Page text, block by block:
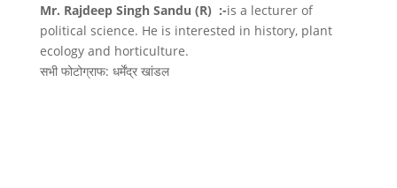
Mr. Rajdeep Singh Sandu (R) :-is a lecturer of
political science. He is interested in history, plant
ecology and horticulture.
सभी फोटोग्राफ: धर्मेंद्र खांडल